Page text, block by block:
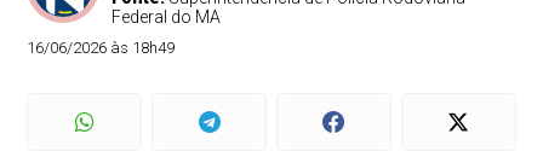
Federal do MA
16/06/2026 às 18h49